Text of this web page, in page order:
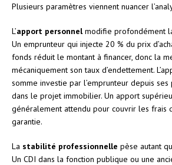
Plusieurs paramètres viennent nuancer
L’apport personnelmodifie profondément
Un emprunteur qui injecte 20 % du prix
fonds réduit le montant à financer, donc la
mécaniquement son taux d’endettement.
somme investie par l’emprunteur depuis
dans le projet immobilier. Un apport
généralement attendu pour couvrir les frais
garantie.
La stabilité professionnelle pèse autant
Un CDI dans la fonction publique ou une